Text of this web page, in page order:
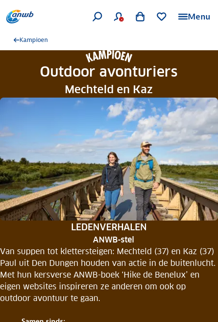
Menu
Kampioen
Outdoor avonturiers
Mechteld en Kaz
RUBRIEK:
LEDENVERHALEN
ANWB-stel
Van suppen tot klettersteigen: Mechteld (37) en Kaz (37)
Paul uit Den Dungen houden van actie in de buitenlucht.
Met hun kersverse ANWB-boek ‘Hike de Benelux’ en
eigen websites inspireren ze anderen om ook op
outdoor avontuur te gaan.